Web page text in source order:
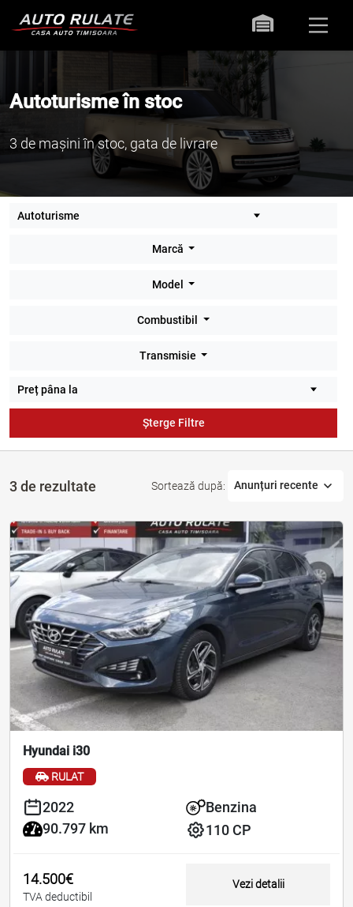
Autoturisme în stoc
3 de mașini în stoc, gata de livrare
Marcă
Model
Combustibil
Transmisie
Șterge Filtre
3 de rezultate Sortează după: Anunțuri recente
Hyundai i30
RULAT
2022
90.797 km
Benzina
110 CP
14.500€
TVA deductibil
Vezi detalii